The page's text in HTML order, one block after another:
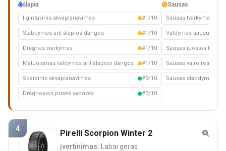
šlapia
Ilgintuvinis akvaplanavimas #1/10
Stabdymas ant šlapios dangos #1/10
Drėgnas tvarkymas #1/10
Matuojamas valdymas ant šlapios dangos #1/10
Skersinis akvaplanavimas #3/10
Drėgnosios pusės vadovas #3/10
Sausas
Sausas tvarkymas
Valdymas sausuoju
Sausas juostos
Sausas vairo reakcija
Sausas stabdymas
4 Pirelli Scorpion Winter 2
įvertinimas: Labai geras